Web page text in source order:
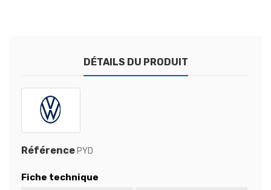
DÉTAILS DU PRODUIT
Référence PYD
Fiche technique